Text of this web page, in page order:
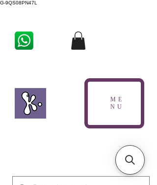
G-9QS08PN47L
ME
NU